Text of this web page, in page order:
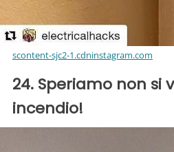
scontent-sjc2-1.cdninstagram.com
24. Speriamo non si
incendio!